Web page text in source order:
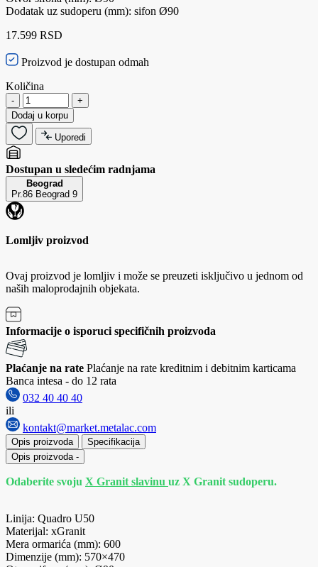
Dodatak uz sudoperu (mm): sifon Ø90
17.599 RSD
Proizvod je dostupan odmah
Količina
-
+
Dodaj u korpu
Uporedi
Dostupan u sledećim radnjama
Beograd
Pr.86 Beograd 9
Lomljiv proizvod
Ovaj proizvod je lomljiv i može se preuzeti isključivo u jednom od
naših maloprodajnih objekata.
Informacije o isporuci specifičnih proizvoda
Plaćanje na rate Plaćanje na rate kreditnim i debitnim karticama
Banca intesa - do 12 rata
032 40 40 40
ili
kontakt@market.metalac.com
Opis proizvoda
Specifikacija
Opis proizvoda -
Odaberite svoju X Granit slavinu uz X Granit sudoperu.
Linija: Quadro U50
Materijal: xGranit
Mera ormarića (mm): 600
Dimenzije (mm): 570×470